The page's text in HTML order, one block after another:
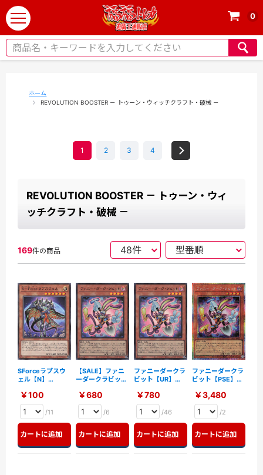
t
o
g
n
0
ホーム
REVOLUTION BOOSTER － トゥーン・ウィッチクラフト・破械 －
1 2 3 4
REVOLUTION BOOSTER － トゥーン・ウィ
ッチクラフト・破械 －
169件の商品
SForceラプスウ
ェル【N】
￥100
/11
カートに追加
【SALE】ファニ
ーダークラビット
JP001〉
￥680
/6
カートに追加
ファニーダークラ
ビット【UR】
￥780
/46
カートに追加
ファニーダークラ
ビット【PSE】
￥3,480
/2
カートに追加